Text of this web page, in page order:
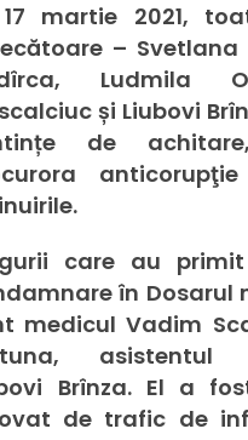
martie 2021,
– Svetlana
Ludmila
și Liubovi
de
care au
în Dosarul
medicul Vadim
asistentul
Brînza. El a
de trafic de